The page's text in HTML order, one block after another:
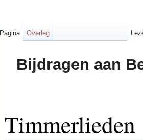
Bijdragen aan
Timmerlieden
Pagina Overleg